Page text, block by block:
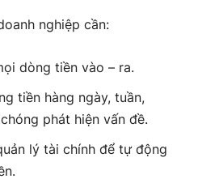
nghiệp cần:
dòng tiền vào – ra.
tiền hàng ngày, tuần,
phát hiện vấn đề.
lý tài chính để tự động